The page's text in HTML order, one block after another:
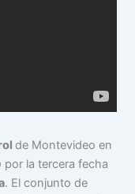
de Montevideo en
por la tercera fecha
. El conjunto de